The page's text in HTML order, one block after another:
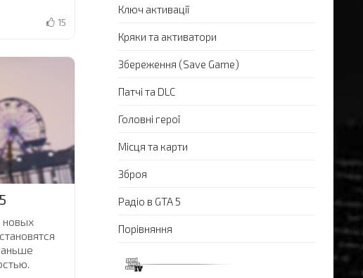
15
новых
Ключ активації
Кряки та активатори
Збереження (Save Game)
Патчі та DLC
Головні герої
Місця та карти
Зброя
Радіо в GTA 5
Порівняння